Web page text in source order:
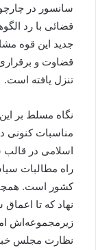
سانسور در
قضائی با رد
جدید این قوه
قضاوت و
تنزل یافته است.
نگاه مسلط بر
مناسبات کنونی
اسلامی در
راه مطالبات
کشور است.
نهاد که تا
زیرمجموعه‌اش
نظارت مجلس